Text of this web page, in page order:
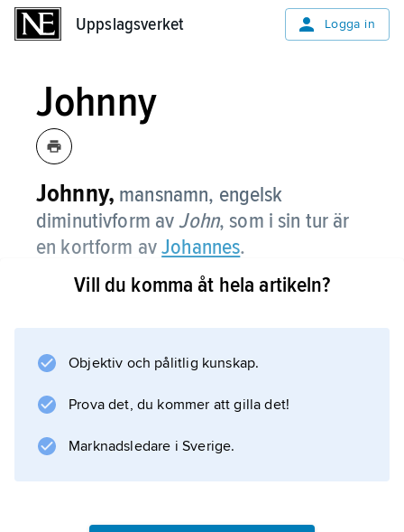
Uppslagsverket Logga in
Johnny
Johnny, mansnamn, engelsk
diminutivform avJohn, som i sin tur är
en kortform avJohannes.
Information om artikeln
Vill du komma åt hela artikeln?
Objektiv och pålitlig kunskap.
Prova det, du kommer att gilla det!
Marknadsledare i Sverige.